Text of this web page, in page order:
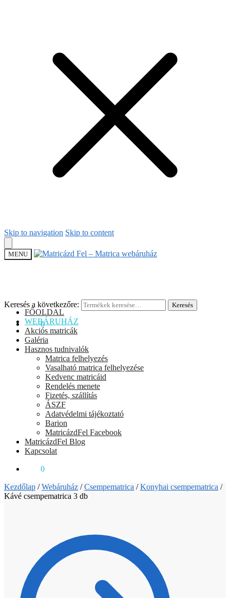
Skip to navigation Skip to content
MENU
Keresés a következőre: Keresés
0Ft 0
FŐOLDAL
WEBÁRUHÁZ
Akciós matricák
Galéria
Hasznos tudnivalók
Matrica felhelyezés
Vasalható matrica felhelyezése
Kedvenc matricáid
Rendelés menete
Fizetés, szállítás
ÁSZF
Adatvédelmi tájékoztató
Barion
MatricázdFel Facebook
MatricázdFel Blog
Kapcsolat
0
Kezdőlap /Webáruház /Csempematrica /Konyhai csempematrica /
Kávé csempematrica 3 db